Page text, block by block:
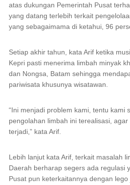
atas dukungan Pemerintah Pusat
yang datang terlebih terkait
yang sebagaimama di ketahui, 96
Setiap akhir tahun, kata Arif ketika
Kepri pasti menerima limbah minyak
dan Nongsa, Batam sehingga
pariwisata khusunya wisatawan.
“Ini menjadi problem kami, tentu kami
pengolahan limbah ini terealisasi,
terjadi,” kata Arif.
Lebih lanjut kata Arif, terkait masalah
Daerah berharap segers ada regulasi
Pusat pun keterkaitannya dengan lego